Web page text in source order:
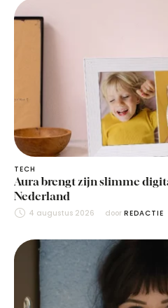
TECH
Aura brengt zijn slimme
Nederland
4 augustus 2026 door REDACTIE